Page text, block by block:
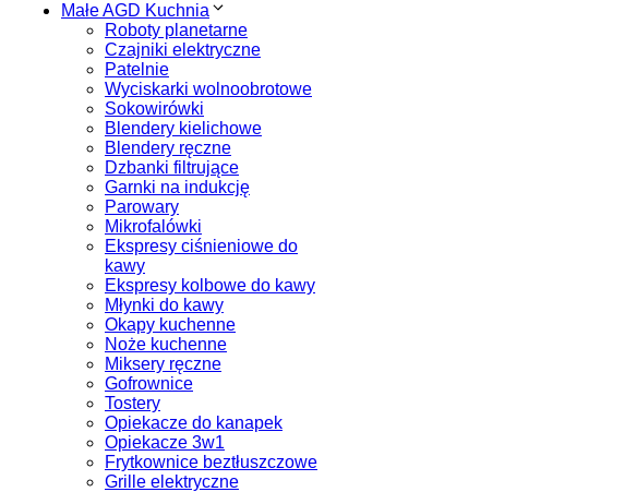
Małe AGD Kuchnia
Roboty planetarne
Czajniki elektryczne
Patelnie
Wyciskarki wolnoobrotowe
Sokowirówki
Blendery kielichowe
Blendery ręczne
Dzbanki filtrujące
Garnki na indukcję
Parowary
Mikrofalówki
Ekspresy ciśnieniowe do
kawy
Ekspresy kolbowe do kawy
Młynki do kawy
Okapy kuchenne
Noże kuchenne
Miksery ręczne
Gofrownice
Tostery
Opiekacze do kanapek
Opiekacze 3w1
Frytkownice beztłuszczowe
Grille elektryczne